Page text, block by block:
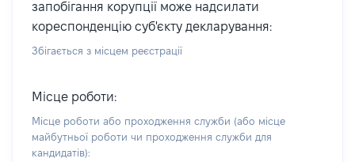
запобігання корупції може надсилати
кореспонденцію суб'єкту декларування:
Збігається з місцем реєстрації
Місце роботи:
Місце роботи або проходження служби (або місце
майбутньої роботи чи проходження служби для
кандидатів):